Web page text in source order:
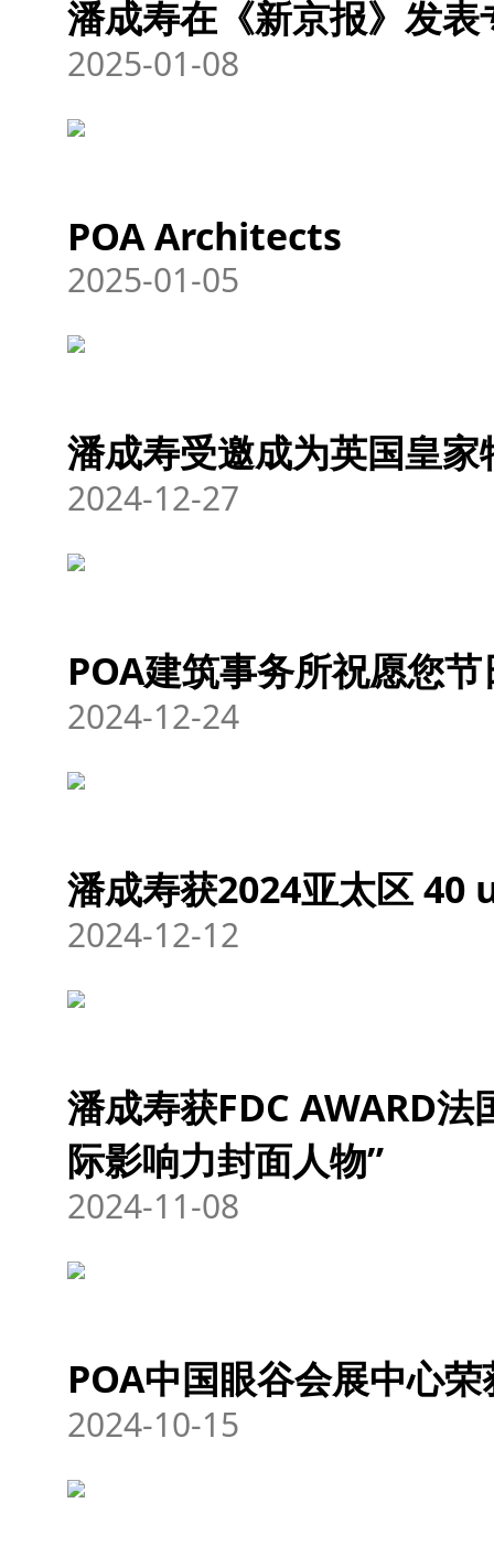
潘成寿在《新京报》发
2025-01-08
POA Architects
2025-01-05
潘成寿受邀成为英国皇
2024-12-27
POA建筑事务所祝愿您
2024-12-24
潘成寿获2024亚太区 40
2024-12-12
潘成寿获FDC AWARD
际影响力封面人物”
2024-11-08
POA中国眼谷会展中心
2024-10-15